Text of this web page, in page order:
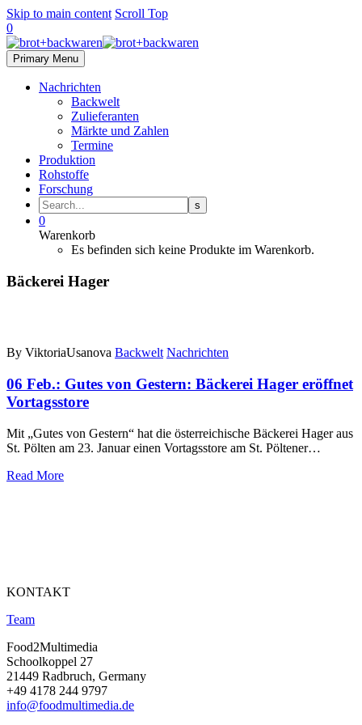
Skip to main content Scroll Top
0
Primary Menu
Nachrichten
Backwelt
Zulieferanten
Märkte und Zahlen
Termine
Produktion
Rohstoffe
Forschung
0
Warenkorb
Es befinden sich keine Produkte im Warenkorb.
Bäckerei Hager
By ViktoriaUsanova Backwelt Nachrichten
06 Feb.: Gutes von Gestern: Bäckerei Hager eröffnet
Vortagsstore
Mit „Gutes von Gestern“ hat die österreichische Bäckerei Hager aus
St. Pölten am 23. Januar einen Vortagsstore am St. Pöltener…
Read More
KONTAKT
Team
Food2Multimedia
Schoolkoppel 27
21449 Radbruch, Germany
+49 4178 244 9797
info@foodmultimedia.de